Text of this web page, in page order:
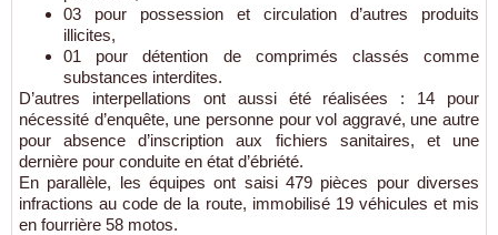
03 pour possession et circulation d’autres produits
illicites,
01 pour détention de comprimés classés comme
substances interdites.
D’autres interpellations ont aussi été réalisées : 14 pour
nécessité d’enquête, une personne pour vol aggravé, une autre
pour absence d’inscription aux fichiers sanitaires, et une
dernière pour conduite en état d’ébriété.
En parallèle, les équipes ont saisi 479 pièces pour diverses
infractions au code de la route, immobilisé 19 véhicules et mis
en fourrière 58 motos.